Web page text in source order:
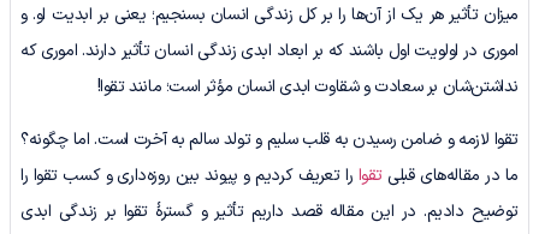
میزان تأثیر هر یک از آن‌ها را بر کل زندگی‌‌ انسان بسنجیم؛ یعنی بر ابدیت او. و
اموری در اولویت اول باشند که بر ابعاد ابدی زندگی انسان تأثیر دارند. اموری که
نداشتن‌شان بر سعادت و شقاوت ابدی انسان مؤثر است؛ مانند تقوا!
تقوا لازمه و ضامن رسیدن به قلب سلیم و تولد سالم به آخرت است. اما چگونه؟
ما در مقاله‌های قبلیتقوا را تعریف کردیم و پیوند بین روزه‌داری و کسب تقوا را
توضیح دادیم. در این مقاله قصد داریم تأثیر و گسترۀ تقوا بر زندگی ابدی